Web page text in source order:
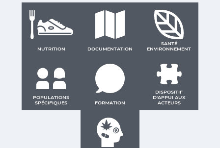
NUTRITION DOCUMENTATION
SANTÉ
ENVIRONNEMENT
POPULATIONS
SPÉCIFIQUES
FORMATION
DISPOSITIF
D'APPUI AUX
ACTEURS